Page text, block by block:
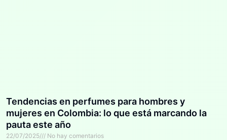
Tendencias en perfumes para hombres y
mujeres en Colombia: lo que está marcando la
pauta este año
22/07/2025 No hay comentarios